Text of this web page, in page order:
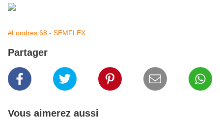
#Londres 68 - SEMFLEX
Partager
Vous aimerez aussi